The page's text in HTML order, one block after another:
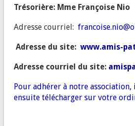
Trésorière: Mme Françoise Nio
Adresse courriel:
Adresse du site: www.amis-
Adresse courriel du site:
Pour adhérer à notre
ensuite télécharger sur votre